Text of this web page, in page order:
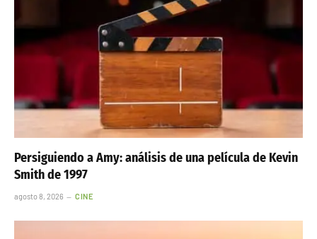
Persiguiendo a Amy: análisis de una película de Kevin
Smith de 1997
agosto 8, 2026 CINE